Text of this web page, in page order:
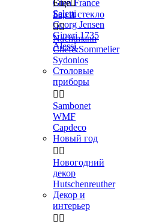
Gien France
Seletti
Georg Jensen
Ginori 1735
Alessi
Еще
Бар и стекло

Nachtmann
Chef&Sommelier
Sydonios
Столовые
приборы
 
Sambonet
WMF
Capdeco
Новый год
 
Новогодний
декор
Hutschenreuther
Декор и
интерьер
 